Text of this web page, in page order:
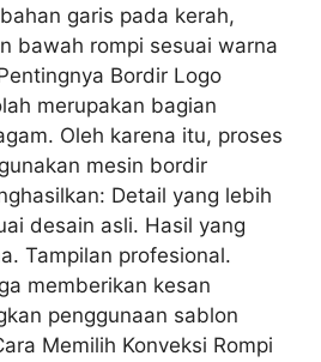
garis pada kerah,
bawah rompi sesuai warna
Bordir Logo
merupakan bagian
Oleh karena itu, proses
mesin bordir
Detail yang lebih
desain asli. Hasil yang
Tampilan profesional.
memberikan kesan
penggunaan sablon
Memilih Konveksi Rompi